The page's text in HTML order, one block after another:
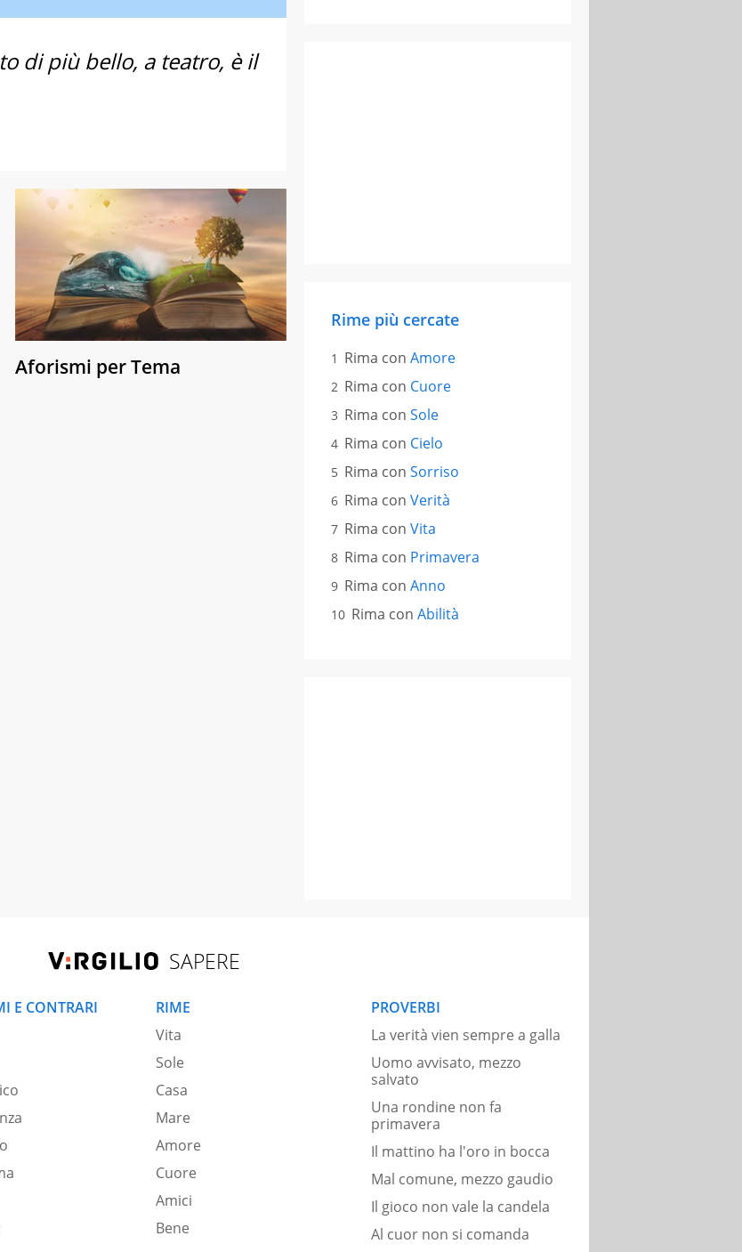
di più bello, a teatro, è il
Aforismi per Tema
Rime più cercate
Rima con Amore
Rima con Cuore
Rima con Sole
Rima con Cielo
Rima con Sorriso
Rima con Verità
Rima con Vita
Rima con Primavera
Rima con Anno
Rima con Abilità
SAPERE
E CONTRARI
RIME
Vita
Sole
Casa
Mare
Amore
Cuore
Amici
Bene
PROVERBI
La verità vien sempre a galla
Uomo avvisato, mezzo
salvato
Una rondine non fa
primavera
Il mattino ha l'oro in bocca
Mal comune, mezzo gaudio
Il gioco non vale la candela
Al cuor non si comanda